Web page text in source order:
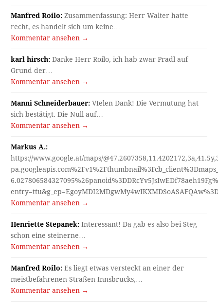
Manfred Roilo: Zusammenfassung: Herr Walter hatte
recht, es handelt sich um keine…
Kommentar ansehen →
karl hirsch: Danke Herr Roilo, ich hab zwar Pradl auf
Grund der…
Kommentar ansehen →
Manni Schneiderbauer: VIelen Dank! Die Vermutung hat
sich bestätigt. Die Null auf…
Kommentar ansehen →
Markus A.:
https://www.google.at/maps/
Kommentar ansehen →
Henriette Stepanek: Interessant! Da gab es also bei Steg
schon eine steinerne…
Kommentar ansehen →
Manfred Roilo: Es liegt etwas versteckt an einer der
meistbefahrenen Straßen Innsbrucks,…
Kommentar ansehen →